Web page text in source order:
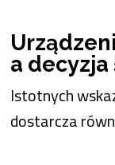
a
Istotnych
dostarcza